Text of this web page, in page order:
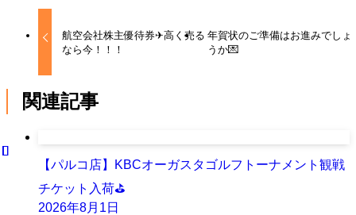
航空会社株主優待券✈高く売る
なら今！！！
年賀状のご準備はお進みでしょ
うか💌
関連記事
【パルコ店】KBCオーガスタゴルフトーナメント観戦
チケット入荷⛳
2026年8月1日